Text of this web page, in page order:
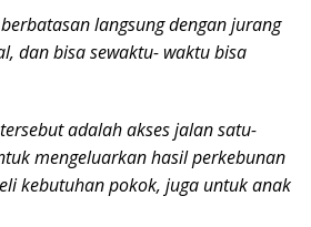
langsung dengan jurang
dan bisa sewaktu- waktu bisa
adalah akses jalan satu-
mengeluarkan hasil perkebunan
kebutuhan pokok, juga untuk anak